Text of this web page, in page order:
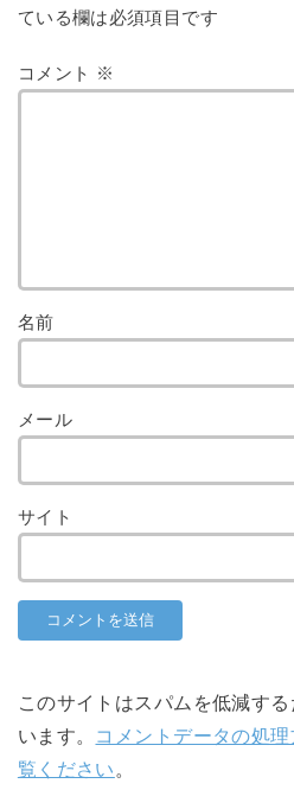
ている欄は必須項目です
コメント ※
名前
メール
サイト
このサイトはスパムを低減す
います。 コメントデータの処
覧ください。